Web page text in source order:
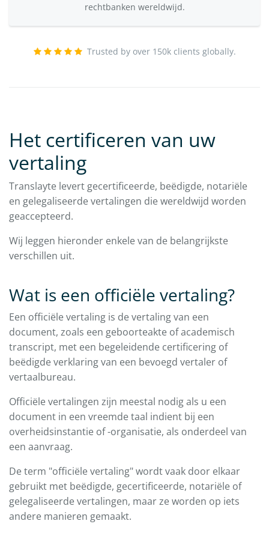
rechtbanken wereldwijd.
Trusted by over 150k clients globally.
Het certificeren van uw
vertaling
Translayte levert gecertificeerde, beëdigde, notariële
en gelegaliseerde vertalingen die wereldwijd worden
geaccepteerd.
Wij leggen hieronder enkele van de belangrijkste
verschillen uit.
Wat is een officiële vertaling?
Een officiële vertaling is de vertaling van een
document, zoals een geboorteakte of academisch
transcript, met een begeleidende certificering of
beëdigde verklaring van een bevoegd vertaler of
vertaalbureau.
Officiële vertalingen zijn meestal nodig als u een
document in een vreemde taal indient bij een
overheidsinstantie of -organisatie, als onderdeel van
een aanvraag.
De term "officiële vertaling" wordt vaak door elkaar
gebruikt met beëdigde, gecertificeerde, notariële of
gelegaliseerde vertalingen, maar ze worden op iets
andere manieren gemaakt.